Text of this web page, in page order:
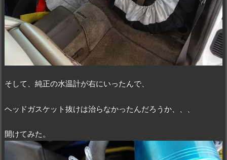
そして、純正の水温計が右にいったんで、
ヘッドガスケット抜けは治らなかったんだろうか、、、
開けてみた。